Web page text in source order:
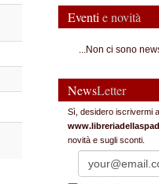
Eventi e novità
...Non ci sono
NewsLetter
Sì, desidero iscrivermi
novità e sugli sconti.